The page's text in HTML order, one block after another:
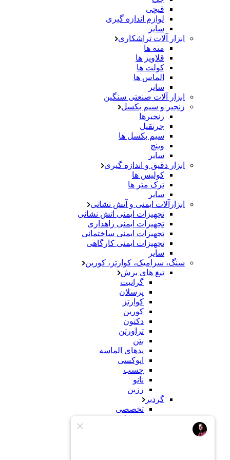
قیچی
لوازم اندازه گیری
سایر
ابزار آلات تراشکاری
مته ها
قلاویز ها
کولت ها
الماس ها
سایر
ابزار آلات صنعتی سنگین
زنجیر و سیم بکسل
زنجیرها
جرثقیل
سیم بکسل ها
وینچ
سایر
ابزار دقیق و اندازه گیری
کولیس ها
ترک متر ها
سایر
ابزارآلات ایمنی و آتش نشانی
تجهیزات ایمنی اتش نشانی
تجهیزات ایمنی راهداری
تجهیزات ایمنی ساختمانی
تجهیزات ایمنی کارگاهی
سایر
سنگ، سرامیک، کوارتز، کورین
تیغ های برش
گرانیت
پرسلان
کوارتز
کورین
دکتون
تراورتن
بتن
پدهای الماسه
اپوکسی
چسب
نانو
رزین
گردبر
تخصصی
معمولی